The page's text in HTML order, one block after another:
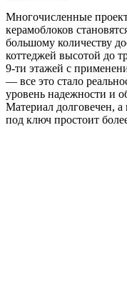
Многочисленные
керамоблоков
большому количеству
коттеджей высотой до
9-ти этажей с
— все это стало
уровень надежности и
Материал долговечен,
под ключ простоит